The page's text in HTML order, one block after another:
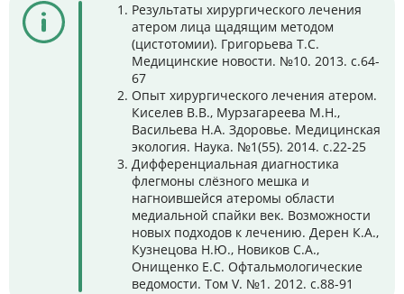
Результаты хирургического лечения
атером лица щадящим методом
(цистотомии). Григорьева Т.С.
Медицинские новости. №10. 2013. с.64-
67
Опыт хирургического лечения атером.
Киселев В.В., Мурзагареева М.Н.,
Васильева Н.А. Здоровье. Медицинская
экология. Наука. №1(55). 2014. с.22-25
Дифференциальная диагностика
флегмоны слёзного мешка и
нагноившейся атеромы области
медиальной спайки век. Возможности
новых подходов к лечению. Дерен К.А.,
Кузнецова Н.Ю., Новиков С.А.,
Онищенко Е.С. Офтальмологические
ведомости. Том V. №1. 2012. с.88-91